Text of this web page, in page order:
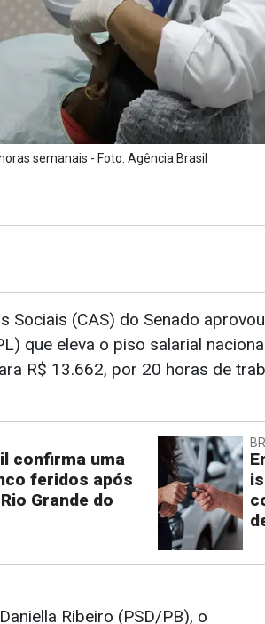
semanais - Foto: Agência Brasil
Sociais (CAS) do Senado
que eleva o piso salarial
R$ 13.662, por 20 horas de
confirma uma
feridos após
Grande do
Ribeiro (PSD/PB), o